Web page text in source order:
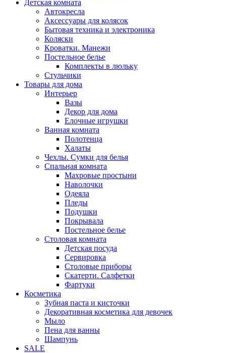
Детская комната
Автокресла
Аксессуары для колясок
Бытовая техника и электроника
Коляски
Кроватки. Манежи
Постельное белье
Комплекты в люльку
Стульчики
Товары для дома
Интерьер
Вазы
Декор для дома
Елочные игрушки
Ванная комната
Полотенца
Халаты
Чехлы. Сумки для белья
Спальная комната
Махровые простыни
Наволочки
Одеяла
Пледы
Подушки
Покрывала
Постельное белье
Столовая комната
Детская посуда
Сервировка
Столовые приборы
Скатерти. Салфетки
Фартуки
Косметика
Зубная паста и кисточки
Декоративная косметика для девочек
Мыло
Пена для ванны
Шампунь
SALE